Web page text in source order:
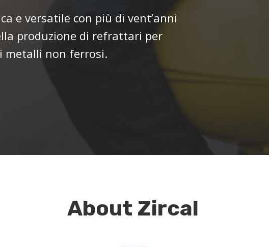
e versatile con più di vent’anni
produzione di refrattari per
metalli non ferrosi.
About Zircal